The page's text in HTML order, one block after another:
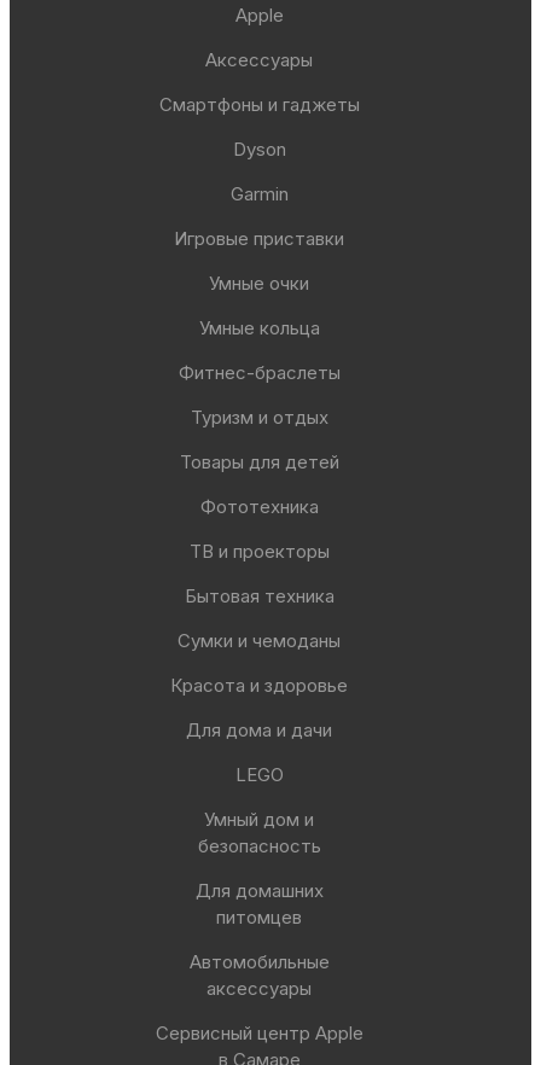
Apple
Аксессуары
Смартфоны и гаджеты
Dyson
Garmin
Игровые приставки
Умные очки
Умные кольца
Фитнес-браслеты
Туризм и отдых
Товары для детей
Фототехника
ТВ и проекторы
Бытовая техника
Сумки и чемоданы
Красота и здоровье
Для дома и дачи
LEGO
Умный дом и
безопасность
Для домашних
питомцев
Автомобильные
аксессуары
Сервисный центр Apple
в Самаре